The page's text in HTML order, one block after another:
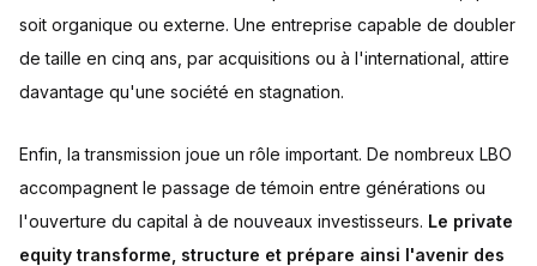
soit organique ou externe. Une entreprise capable de doubler
de taille en cinq ans, par acquisitions ou à l'international, attire
davantage qu'une société en stagnation.
Enfin, la transmission joue un rôle important. De nombreux LBO
accompagnent le passage de témoin entre générations ou
l'ouverture du capital à de nouveaux investisseurs. Le private
equity transforme, structure et prépare ainsi l'avenir des